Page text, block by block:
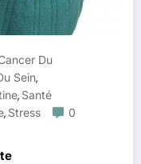
Du
Sein,
, Santé
, Stress
0